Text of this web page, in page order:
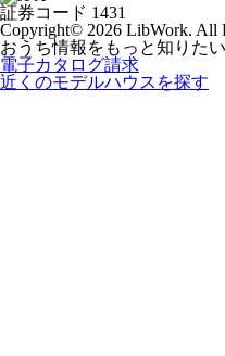
証券コード 1431
Copyright© 2026 LibWork. All
おうち情報をもっと知りた
電子カタログ請求
近くのモデルハウスを探す